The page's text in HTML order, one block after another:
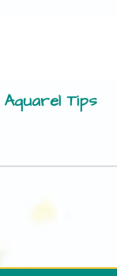
Aquarel Tips